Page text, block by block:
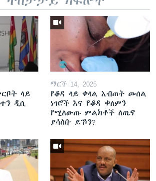
ላይ
ዲሲ
ማርች 14, 2025
የቆዳ ላይ ቀላል እብጠት መሰል
ነገሮች እና የቆዳ ቀለምን
የሚለውጡ ምልክቶች ለጤና
ያሳስቡ ይኾን?